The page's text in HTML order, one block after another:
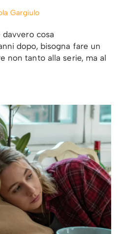
Gargiulo
davvero cosa
dopo, bisogna fare un
non tanto alla serie, ma al